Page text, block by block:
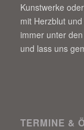
Kunstwerke
mit Herzblut
immer unter
und lass uns
TERMINE &